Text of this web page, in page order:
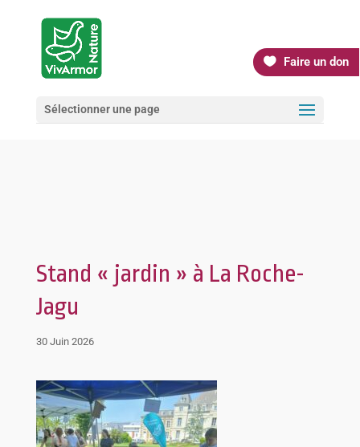
Faire un don
Sélectionner une page
Stand « jardin » à La Roche-
Jagu
30 Juin 2026